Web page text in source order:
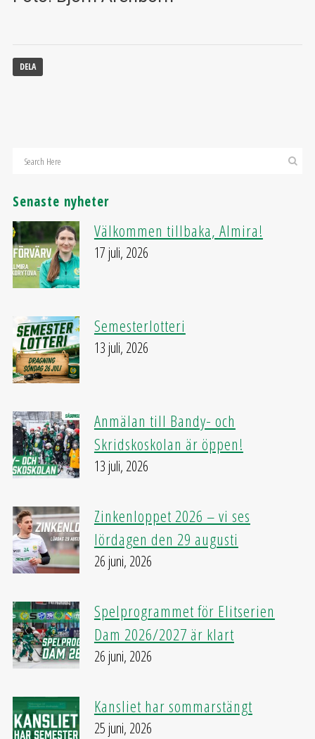
DELA
Senaste nyheter
Välkommen tillbaka, Almira!
17 juli, 2026
Semesterlotteri
13 juli, 2026
Anmälan till Bandy- och
Skridskoskolan är öppen!
13 juli, 2026
Zinkenloppet 2026 – vi ses
lördagen den 29 augusti
26 juni, 2026
Spelprogrammet för Elitserien
Dam 2026/2027 är klart
26 juni, 2026
Kansliet har sommarstängt
25 juni, 2026